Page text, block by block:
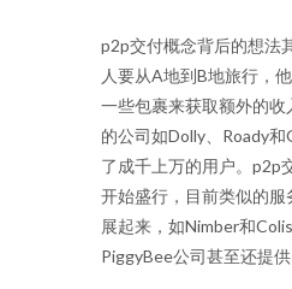
p2p交付概念背后的想法
人要从A地到B地旅行，
一些包裹来获取额外的收
的公司如Dolly、Roady
了成千上万的用户。p2p
开始盛行，目前类似的
展起来，如Nimber和
PiggyBee公司甚至还提